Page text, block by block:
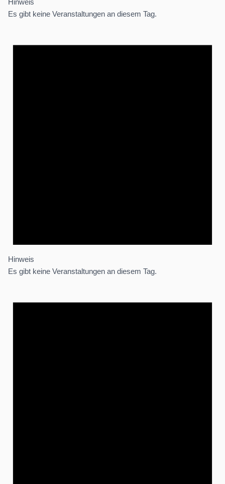
Hinweis
Es gibt keine Veranstaltungen an diesem Tag.
Hinweis
Es gibt keine Veranstaltungen an diesem Tag.